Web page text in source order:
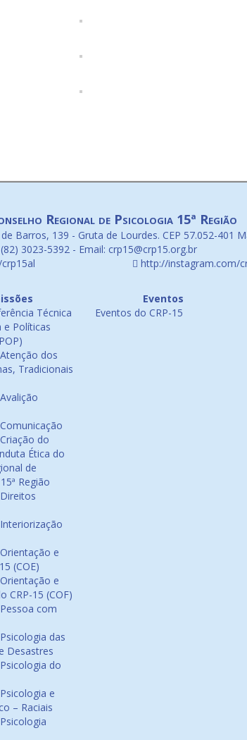
Regional de Psicologia 15ª Região
Barros, 139 - Gruta de Lourdes. CEP 57.052-401
3023-5392 - Email: crp15@crp15.org.br
http://instagram.com/
Técnica
e Políticas
dos
Tradicionais
do
Ética do
de
Região
e
(COE)
e
CRP-15 (COF)
com
das
Desastres
do
e
– Raciais
Eventos
Eventos do CRP-15